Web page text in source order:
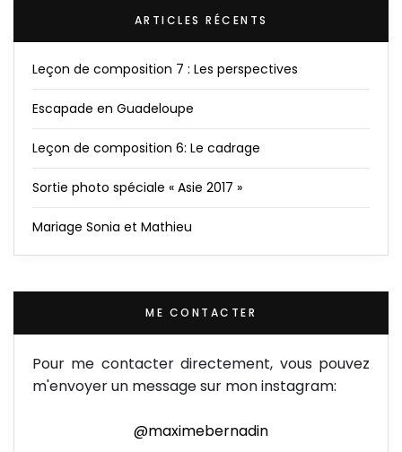
ARTICLES RÉCENTS
Leçon de composition 7 : Les perspectives
Escapade en Guadeloupe
Leçon de composition 6: Le cadrage
Sortie photo spéciale « Asie 2017 »
Mariage Sonia et Mathieu
ME CONTACTER
Pour me contacter directement, vous pouvez
m'envoyer un message sur mon instagram:
@maximebernadin